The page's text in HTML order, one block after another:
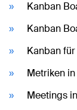
Kanban
Kanban
Kanban
Metriken
Meetings